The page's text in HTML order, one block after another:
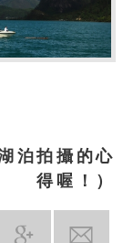
泊拍攝的心
得喔！）